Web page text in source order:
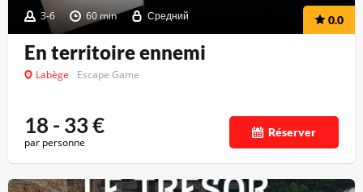
3-6 60 min Средний 0.0
En territoire ennemi
Labège Escape Game
18 - 33€
par personne
Réserver